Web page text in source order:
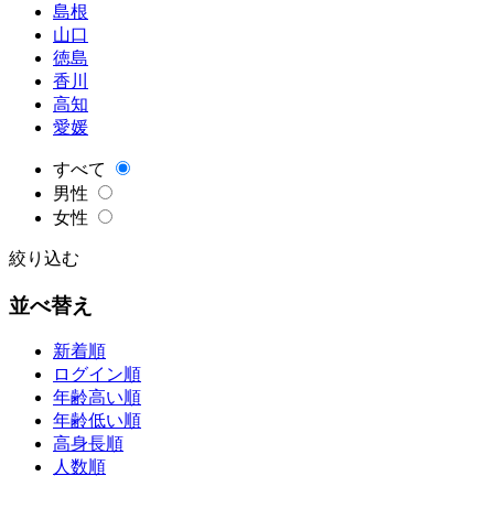
島根
山口
徳島
香川
高知
愛媛
すべて
男性
女性
絞り込む
並べ替え
新着順
ログイン順
年齢高い順
年齢低い順
高身長順
人数順